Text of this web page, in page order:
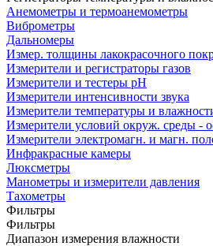
Анемометры и термоанемометры
Виброметры
Дальномеры
Измер. толщины лакокрасочного
Измерители и регистраторы газов
Измерители и тестеры pH
Измерители интенсивности звука
Измерители температуры и
Измерители условий окруж. среды -
Измерители электромагн. и магн.
Инфракрасные камеры
Люксметры
Манометры и измерители давления
Тахометры
Фильтры
Фильтры
Диапазон измерения влажности